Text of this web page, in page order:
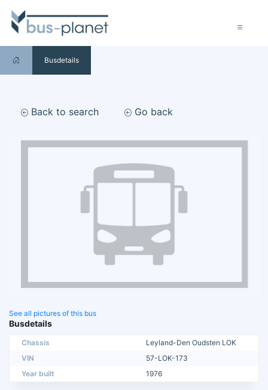
Busdetails
Back to search Go back
See all pictures of this bus
Busdetails
Chassis
Leyland-Den Oudsten LOK
VIN
57-LOK-173
Year built
1976